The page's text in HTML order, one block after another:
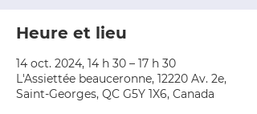
Heure et lieu
14 oct. 2024, 14 h 30 – 17 h 30
L'Assiettée beauceronne, 12220 Av. 2e,
Saint-Georges, QC G5Y 1X6, Canada